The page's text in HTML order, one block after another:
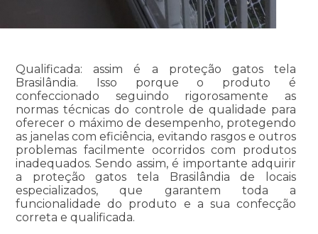
Qualificada: assim é a proteção gatos tela
Brasilândia. Isso porque o produto é
confeccionado seguindo rigorosamente as
normas técnicas do controle de qualidade para
oferecer o máximo de desempenho, protegendo
as janelas com eficiência, evitando rasgos e outros
problemas facilmente ocorridos com produtos
inadequados. Sendo assim, é importante adquirir
a proteção gatos tela Brasilândia de locais
especializados, que garantem toda a
funcionalidade do produto e a sua confecção
correta e qualificada.